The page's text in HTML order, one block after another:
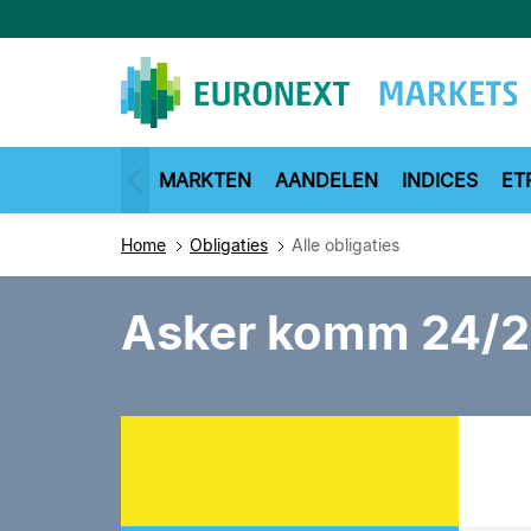
en
MARKTEN AANDELEN INDICES
Home Obligaties Alle obligaties
Asker komm 24/